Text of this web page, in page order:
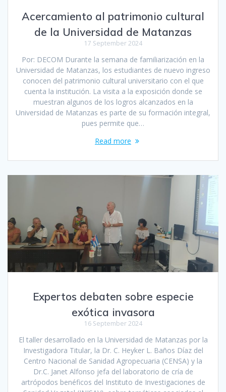
Acercamiento al patrimonio cultural
de la Universidad de Matanzas
17 September 2024
Por: DECOM Durante la semana de familiarización en la
Universidad de Matanzas, los estudiantes de nuevo ingreso
conocen del patrimonio cultural universitario con el que
cuenta la institución. La visita a la exposición donde se
muestran algunos de los logros alcanzados en la
Universidad de Matanzas es parte de su formación integral,
pues permite que…
Read more
Expertos debaten sobre especie
exótica invasora
16 September 2024
El taller desarrollado en la Universidad de Matanzas por la
Investigadora Titular, la Dr. C. Heyker L. Baños Díaz del
Centro Nacional de Sanidad Agropecuaria (CENSA) y la
Dr.C. Janet Alfonso jefa del laboratorio de cría de
artrópodos benéficos del Instituto de Investigaciones de